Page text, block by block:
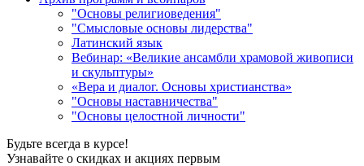
"Основы религиоведения"
"Смысловые основы лидерства"
Латинский язык
Вебинар: «Великие ансамбли храмовой живописи
и скульптуры»
«Вера и диалог. Основы христианства»
"Основы наставничества"
"Основы целостной личности"
Будьте всегда в курсе!
Узнавайте о скидках и акциях первым